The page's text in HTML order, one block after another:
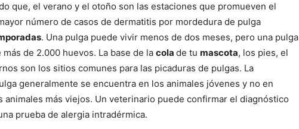
Razas
que, el verano y el otoño son las estaciones que promueven el
número de casos de dermatitis por mordedura de pulga
. Una pulga puede vivir menos de dos meses, pero una pulga
de 2.000 huevos. La base de la cola de tu mascota, los pies, el
son los sitios comunes para las picaduras de pulgas. La
generalmente se encuentra en los animales jóvenes y no en
animales más viejos. Un veterinario puede confirmar el diagnóstico
prueba de alergia intradérmica.